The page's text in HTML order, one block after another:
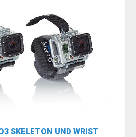
SKELETON UND WRIST